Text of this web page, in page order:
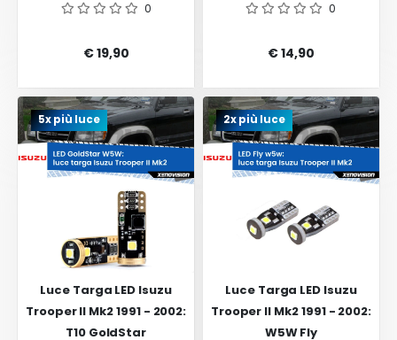
0
€ 19,90
0
€ 14,90
5x più luce
Luce Targa LED Isuzu
Trooper II Mk2 1991 - 2002:
T10 GoldStar
2x più luce
Luce Targa LED Isuzu
Trooper II Mk2 1991 - 2002:
W5W Fly